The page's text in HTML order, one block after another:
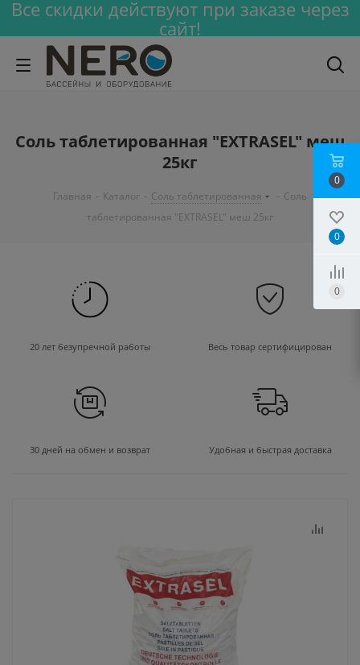
Все скидки действуют при заказе через
сайт!
Соль таблетированная "EXTRASEL" меш
25кг
Главная - Каталог - Соль таблетированная - Соль
таблетированная "EXTRASEL" меш 25кг
20 лет безупречной работы Весь товар сертифицирован
30 дней на обмен и возврат Удобная и быстрая доставка
0
0
0